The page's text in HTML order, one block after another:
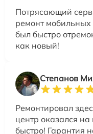
Потрясающий
ремонт
был быстро
как новый!
Степанов
Ремонтировал
центр оказался на
быстро! Гарантия